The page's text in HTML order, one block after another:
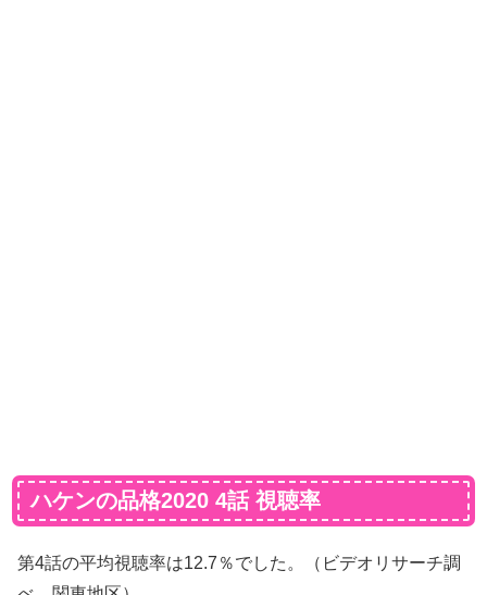
ハケンの品格2020 4話 視聴率
第4話の平均視聴率は12.7％でした。（ビデオリサーチ調